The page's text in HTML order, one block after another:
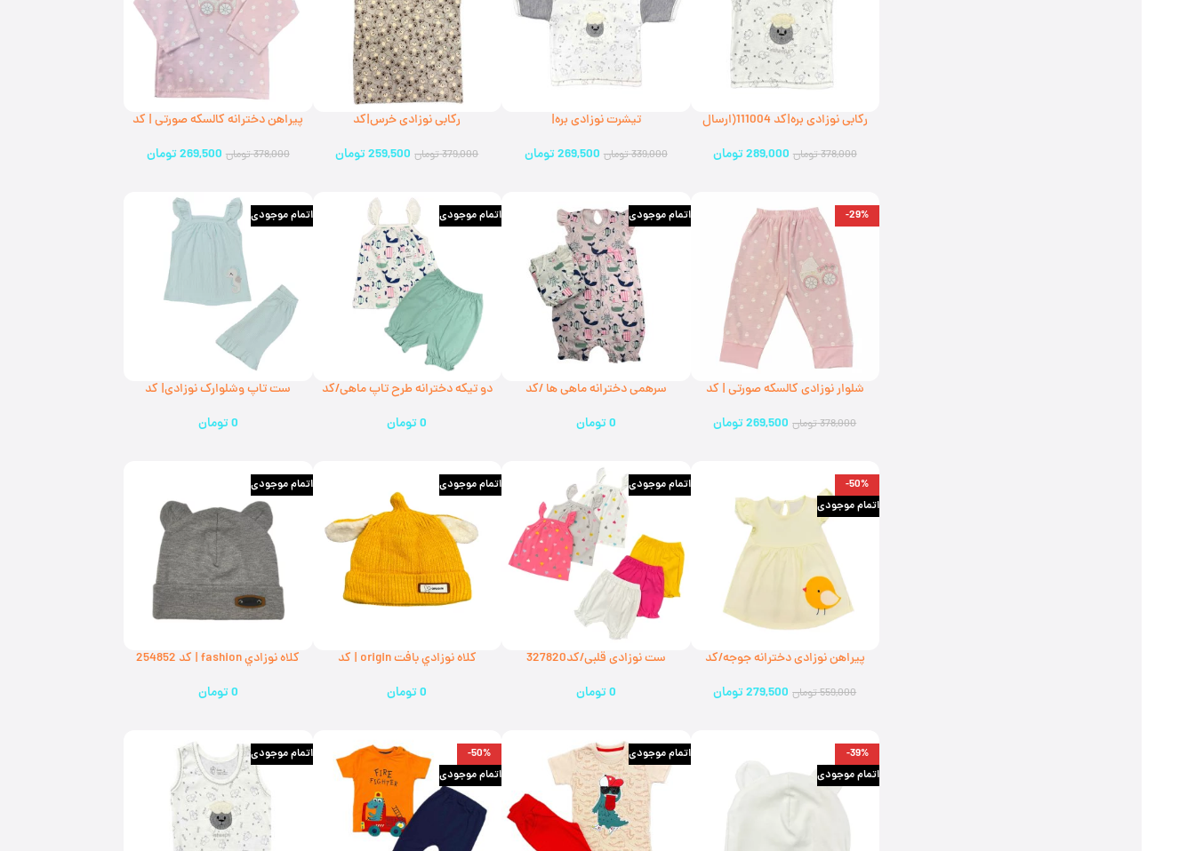
رکابی نوزادی بره|کد 111004(ارسال
378,000تومان 289,000تومان
تیشرت نوزادی بره|
339,000تومان 269,500تومان
رکابی نوزادی خرس|کد
379,000تومان 259,500تومان
پیراهن دخترانه کالسکه صورتی | کد
378,000تومان 269,500تومان
-29%
شلوار نوزادی کالسکه صورتی | کد
378,000تومان 269,500تومان
اتمام موجودی
سرهمی دخترانه ماهی ها /کد
0تومان
اتمام موجودی
دو تیکه دخترانه طرح تاپ ماهی/کد
0تومان
اتمام موجودی
ست تاپ وشلوارک نوزادی| کد
0تومان
-50%
اتمام موجودی
پیراهن نوزادی دخترانه جوجه/کد
559,000تومان 279,500تومان
اتمام موجودی
ست نوزادی قلبی/کد327820
0تومان
اتمام موجودی
كلاه نوزادي بافت origin | كد
0تومان
اتمام موجودی
كلاه نوزادي fashion | كد 254852
0تومان
-39%
اتمام موجودی
اتمام موجودی
-50%
اتمام موجودی
اتمام موجودی